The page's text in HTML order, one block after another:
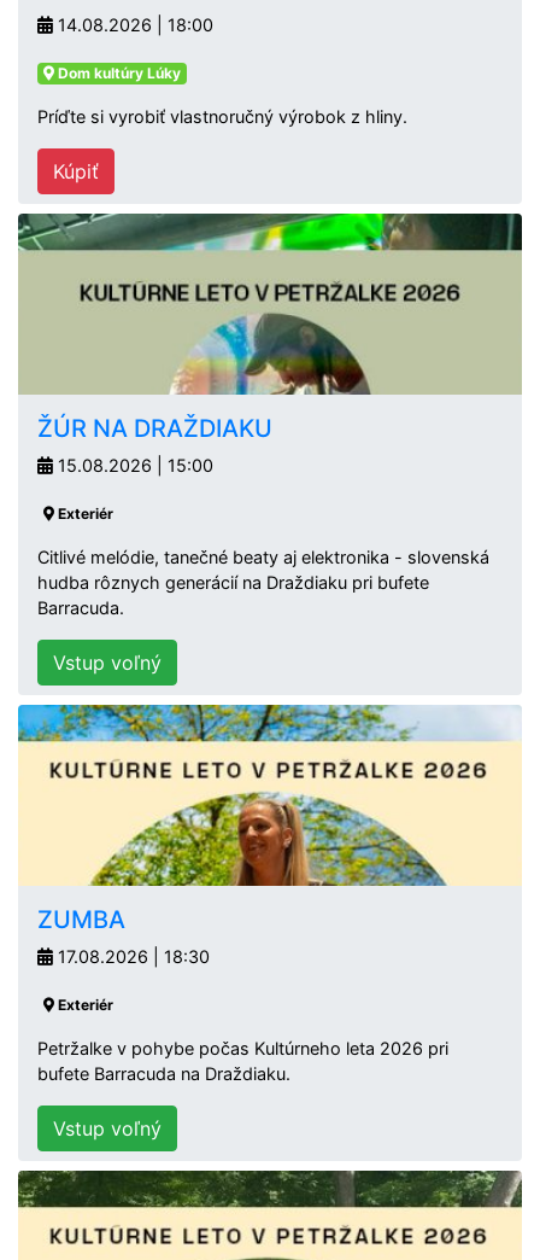
14.08.2026 | 18:00
Dom kultúry Lúky
Príďte si vyrobiť vlastnoručný výrobok z hliny.
Kúpiť
ŽÚR NA DRAŽDIAKU
15.08.2026 | 15:00
Exteriér
Citlivé melódie, tanečné beaty aj elektronika - slovenská
hudba rôznych generácií na Draždiaku pri bufete
Barracuda.
Vstup voľný
ZUMBA
17.08.2026 | 18:30
Exteriér
Petržalke v pohybe počas Kultúrneho leta 2026 pri
bufete Barracuda na Draždiaku.
Vstup voľný